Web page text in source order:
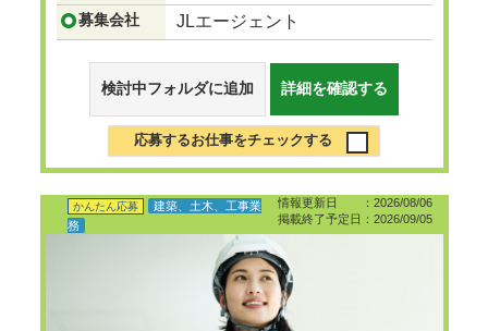
募集会社 JLエージェント
検討中フォルダに追加 詳細を確認する
応募するお仕事をチェックする
情報更新日 ：2026/08/06
掲載終了予定日：2026/09/05
かんたん応募
建築、土木、工事業
務